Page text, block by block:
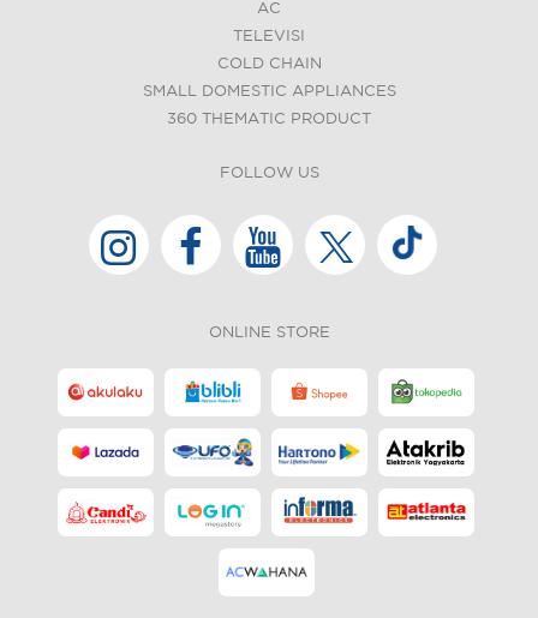
AC
TELEVISI
COLD CHAIN
SMALL DOMESTIC APPLIANCES
360 THEMATIC PRODUCT
FOLLOW US
ONLINE STORE